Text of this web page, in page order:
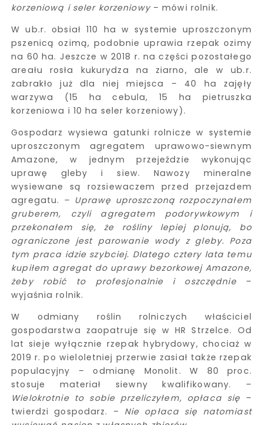
korzeniową i seler korzeniowy– mówi rolnik.
W ub.r. obsiał 110 ha w systemie uproszczonym
pszenicą ozimą, podobnie uprawia rzepak ozimy
na 60 ha. Jeszcze w 2018 r. na części pozostałego
areału rosła kukurydza na ziarno, ale w ub.r.
zabrakło już dla niej miejsca – 40 ha zajęły
warzywa (15 ha cebula, 15 ha pietruszka
korzeniowa i 10 ha seler korzeniowy).
Gospodarz wysiewa gatunki rolnicze w systemie
uproszczonym agregatem uprawowo-siewnym
Amazone, w jednym przejeździe wykonując
uprawę gleby i siew. Nawozy mineralne
wysiewane są rozsiewaczem przed przejazdem
agregatu. – Uprawę uproszczoną rozpoczynałem
gruberem, czyli agregatem podorywkowym i
przekonałem się, że rośliny lepiej plonują, bo
ograniczone jest parowanie wody z gleby. Poza
tym praca idzie szybciej. Dlatego cztery lata temu
kupiłem agregat do uprawy bezorkowej Amazone,
żeby robić to profesjonalnie i oszczędnie–
wyjaśnia rolnik.
W odmiany roślin rolniczych właściciel
gospodarstwa zaopatruje się w HR Strzelce. Od
lat sieje wyłącznie rzepak hybrydowy, chociaż w
2019 r. po wieloletniej przerwie zasiał także rzepak
populacyjny – odmianę Monolit. W 80 proc.
stosuje materiał siewny kwalifikowany. –
Wielokrotnie to sobie przeliczyłem, opłaca się –
twierdzi gospodarz. – Nie opłaca się natomiast